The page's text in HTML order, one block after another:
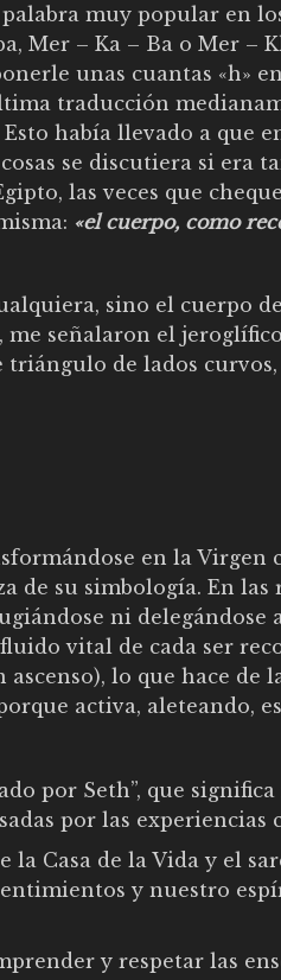
muy popular en
Mer – Ka – Ba o Mer –
unas cuantas «h»
traducción
había llevado a que
se discutiera si era
las veces que
«el cuerpo, como
sino el cuerpo
señalaron el
triángulo de lados
en la Virgen
de su simbología. En las
ni delegándose
vital de cada ser
lo que hace de
activa, aleteando,
por Seth”, que
por las experiencias
Casa de la Vida y el
y nuestro
y respetar las